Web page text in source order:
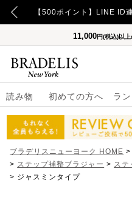
11,000円(税込)以
読み物 初めての方へ ラ
ブラデリスニューヨーク HOME
ステップ補整ブラジャー
ステ
ジャスミンタイプ